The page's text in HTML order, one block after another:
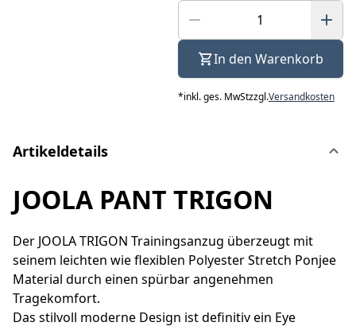
In den Warenkorb
*inkl. ges. MwStzzgl.Versandkosten
Artikeldetails
JOOLA PANT TRIGON
Der JOOLA TRIGON Trainingsanzug überzeugt mit
seinem leichten wie flexiblen Polyester Stretch Ponjee
Material durch einen spürbar angenehmen
Tragekomfort.
Das stilvoll moderne Design ist definitiv ein Eye